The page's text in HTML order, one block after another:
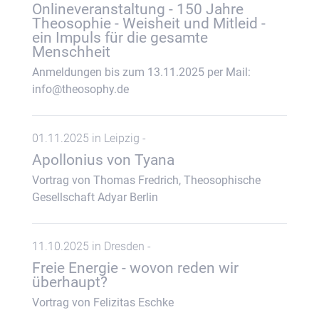
Onlineveranstaltung - 150 Jahre
Theosophie - Weisheit und Mitleid -
ein Impuls für die gesamte
Menschheit
Anmeldungen bis zum 13.11.2025 per Mail:
info@theosophy.de
01.11.2025 in Leipzig -
Apollonius von Tyana
Vortrag von Thomas Fredrich, Theosophische
Gesellschaft Adyar Berlin
11.10.2025 in Dresden -
Freie Energie - wovon reden wir
überhaupt?
Vortrag von Felizitas Eschke